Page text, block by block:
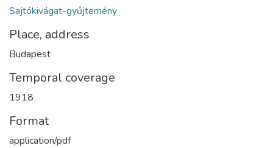
Sajtókivágat-gyűjtemény
Place, address
Budapest
Temporal coverage
1918
Format
application/pdf